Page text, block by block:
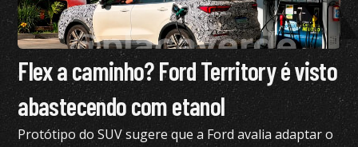
Flex a caminho? Ford Territory é visto
abastecendo com etanol
Protótipo do SUV sugere que a Ford avalia adaptar o